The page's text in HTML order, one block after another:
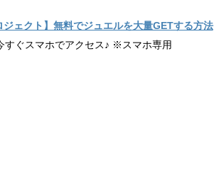
ジェクト】無料でジュエルを大量GETする方法
すぐスマホでアクセス♪ ※スマホ専用